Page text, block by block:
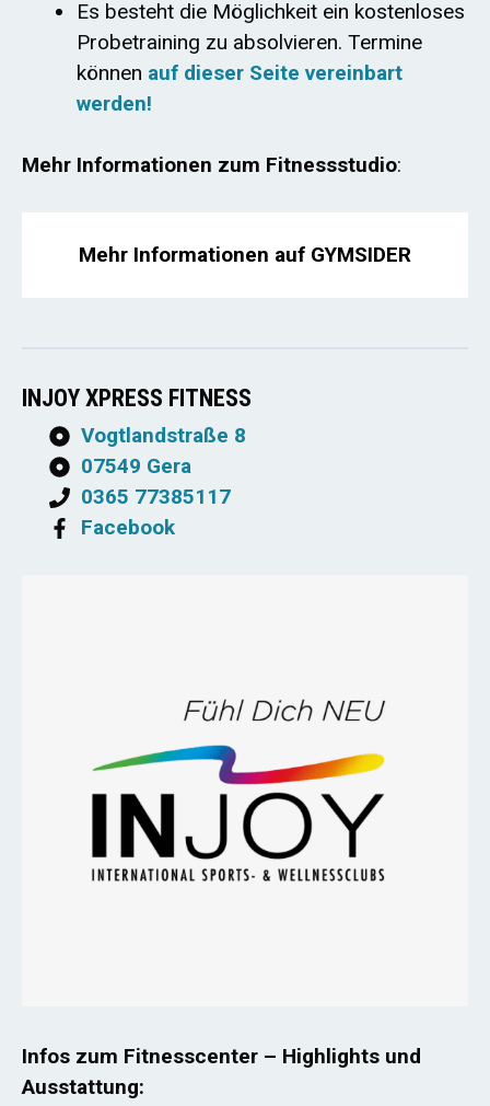
Es besteht die Möglichkeit ein kostenloses
Probetraining zu absolvieren. Termine
können auf dieser Seite vereinbart
werden!
Mehr Informationen zum Fitnessstudio:
Mehr Informationen auf GYMSIDER
INJOY XPRESS FITNESS
Vogtlandstraße 8
07549 Gera
0365 77385117
Facebook
Infos zum Fitnesscenter – Highlights und
Ausstattung: